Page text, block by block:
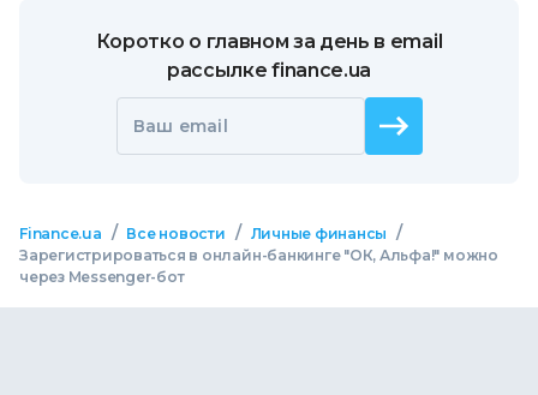
Коротко о главном за день в email
рассылке finance.ua
Ваш email
Finance.ua / Все новости / Личные финансы /
Зарегистрироваться в онлайн-банкинге "ОК, Альфа!" можно
через Messenger-бот